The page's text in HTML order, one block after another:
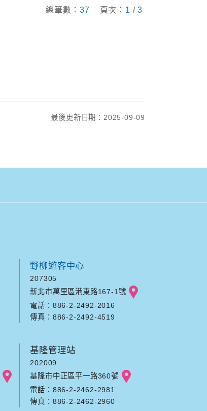
總筆數：37 頁次： 1 /3
最後更新日期：2025-09-09
野柳遊客中心
207305
新北市萬里區港東路167-1號
電話：886-2-2492-2016
傳真：886-2-2492-4519
基隆管理站
202009
基隆市中正區平一路360號
電話：886-2-2462-2981
傳真：886-2-2462-2960